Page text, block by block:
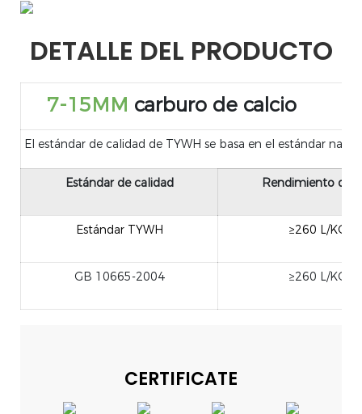
DETALLE DEL PRODUCTO
7-15MM carburo de calcio
El estándar de calidad de TYWH se basa en el estándar
Estándar de calidad Rendimiento de
Estándar TYWH ≥260 L/KG
GB 10665-2004 ≥260 L/KG
CERTIFICATE